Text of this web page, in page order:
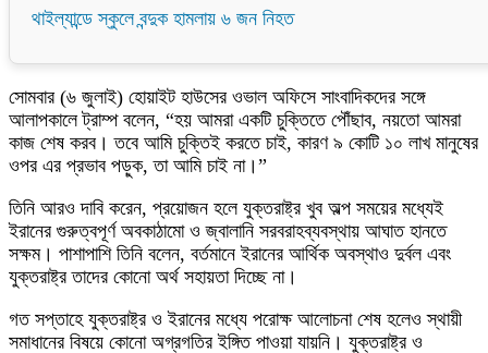
থাইল্যান্ডে স্কুলে বন্দুক হামলায় ৬ জন নিহত
সোমবার (৬ জুলাই) হোয়াইট হাউসের ওভাল অফিসে সাংবাদিকদের সঙ্গে
আলাপকালে ট্রাম্প বলেন, “হয় আমরা একটি চুক্তিতে পৌঁছাব, নয়তো আমরা
কাজ শেষ করব। তবে আমি চুক্তিই করতে চাই, কারণ ৯ কোটি ১০ লাখ মানুষের
ওপর এর প্রভাব পড়ুক, তা আমি চাই না।”
তিনি আরও দাবি করেন, প্রয়োজন হলে যুক্তরাষ্ট্র খুব অল্প সময়ের মধ্যেই
ইরানের গুরুত্বপূর্ণ অবকাঠামো ও জ্বালানি সরবরাহব্যবস্থায় আঘাত হানতে
সক্ষম। পাশাপাশি তিনি বলেন, বর্তমানে ইরানের আর্থিক অবস্থাও দুর্বল এবং
যুক্তরাষ্ট্র তাদের কোনো অর্থ সহায়তা দিচ্ছে না।
গত সপ্তাহে যুক্তরাষ্ট্র ও ইরানের মধ্যে পরোক্ষ আলোচনা শেষ হলেও স্থায়ী
সমাধানের বিষয়ে কোনো অগ্রগতির ইঙ্গিত পাওয়া যায়নি। যুক্তরাষ্ট্র ও